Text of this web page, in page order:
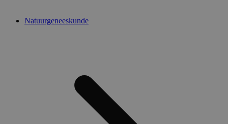
Natuurgeneeskunde